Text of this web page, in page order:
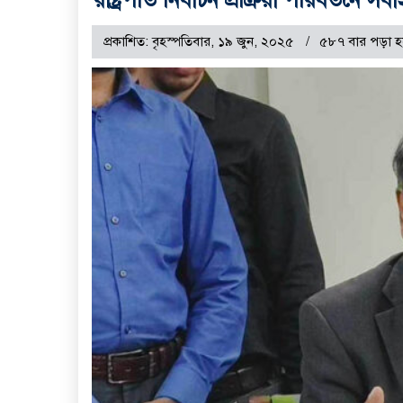
প্রকাশিত: বৃহস্পতিবার, ১৯ জুন, ২০২৫ ৫৮৭ বার পড়া